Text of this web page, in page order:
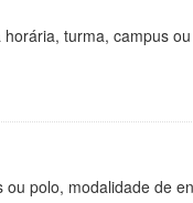
turma, campus
polo, modalidade de